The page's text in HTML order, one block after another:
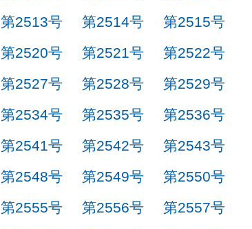
第2513号 第2514号
第2515号
第2520号 第2521号
第2522号
第2527号 第2528号
第2529号
第2534号 第2535号
第2536号
第2541号 第2542号
第2543号
第2548号 第2549号
第2550号
第2555号 第2556号
第2557号